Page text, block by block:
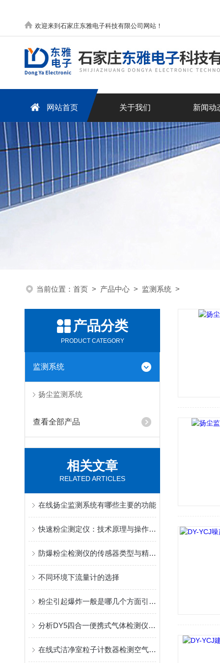
欢迎来到石家庄东雅电子科技有限公司网站！
网站首页 关于我们 新闻动
当前位置： 首页 > 产品中心 > 监测系统 >
产品分类
PRODUCT CATEGORY
监测系统
扬尘监测系统
查看全部产品
相关文章
RELATED ARTICLES
在线扬尘监测系统有哪些主要的功能
快速粉尘测定仪：技术原理与操作指南
防爆粉尘检测仪的传感器类型与精度对比分析
不同环境下流量计的选择
粉尘引起爆炸一般是哪几个方面引起的
分析DY5四合一便携式气体检测仪的选择方法和选择技巧
在线式洁净室粒子计数器检测空气中微小颗粒数量及大小分布的装置